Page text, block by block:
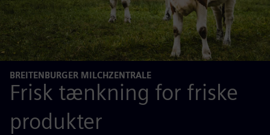
BREITENBURGER MILCHZENTRALE
Frisk tænkning for friske
produkter